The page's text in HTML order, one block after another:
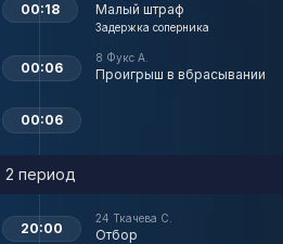
Малый штраф
Задержка соперника
00:18
8 Фукс А.
Проигрыш в вбрасывании
00:06
00:06
2 период
24 Ткачева С.
Отбор
20:00